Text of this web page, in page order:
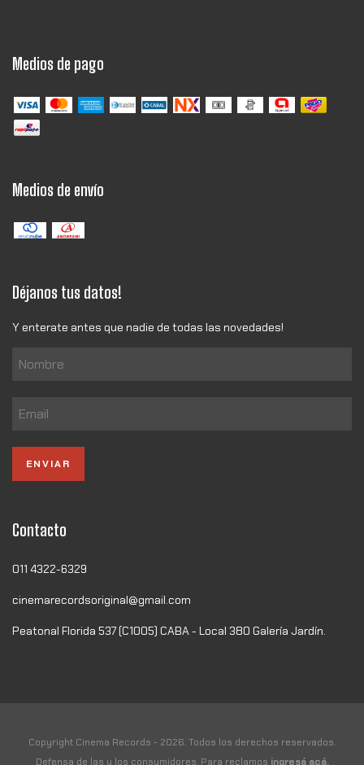
Medios de pago
Medios de envío
Déjanos tus datos!
Y enterate antes que nadie de todas las novedades!
Contacto
011 4322-6329
cinemarecordsoriginal@gmail.com
Peatonal Florida 537 (C1005) CABA - Local 380 Galería Jardín.
Copyright Cinema Records - 2026. Todos los derechos reservados.
Defensa de las y los consumidores. Para reclamos ingresá acá.